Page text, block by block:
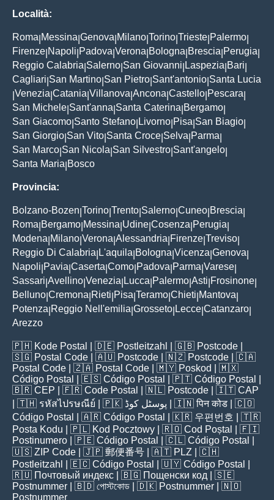
Località:
Roma Messina Genova Milano Torino Trieste Palermo
Firenze Napoli Padova Verona Bologna Brescia Perugia
Reggio Calabria Salerno San Giovanni Laspezia Bari
Cagliari San Martino San Pietro Sant'antonio Santa Lucia
Venezia Catania Villanova Ancona Castello Pescara
San Michele Sant'anna Santa Caterina Bergamo
San Giacomo Santo Stefano Livorno Pisa San Biagio
San Giorgio San Vito Santa Croce Selva Parma
San Marco San Nicola San Silvestro Sant'angelo
Santa Maria Bosco
Provincia:
Bolzano-Bozen Torino Trento Salerno Cuneo Brescia
Roma Bergamo Messina Udine Cosenza Perugia
Modena Milano Verona Alessandria Firenze Treviso
Reggio Di Calabria L'aquila Bologna Vicenza Genova
Napoli Pavia Caserta Como Padova Parma Varese
Sassari Avellino Venezia Lucca Palermo Asti Frosinone
Belluno Cremona Rieti Pisa Teramo Chieti Mantova
Potenza Reggio Nell'emilia Grosseto Lecce Catanzaro
Arezzo
🇵🇭 Kode Postal | 🇩🇪 Postleitzahl | 🇬🇧 Postcode
🇸🇬 Postal Code | 🇦🇺 Postcode | 🇳🇿 Postcode | 🇨🇦
Postal Code | 🇿🇦 Postal Code | 🇲🇾 Poskod
| 🇲🇽
Código Postal
| 🇪🇸 Código Postal | 🇵🇹 Código Postal
🇧🇷 CEP | 🇫🇷 Code Postal | 🇳🇱 Postcode | 🇮🇹 CAP
| 🇹🇭 รหัสไปรษณีย์ | 🇵🇰 پوسٹل کوڈ | 🇮🇳पिन कोड | 🇨🇴
Código Postal
| 🇦🇷 Código Postal | 🇰🇷 우편번호
| 🇹🇷
Posta Kodu | 🇵🇱 Kod Pocztowy | 🇷🇴 Cod Poștal
| 🇫🇮
Postinumero | 🇵🇪 Código Postal | 🇨🇱 Código Postal
🇺🇸 ZIP Code | 🇯🇵 郵便番号 | 🇦🇹 PLZ | 🇨🇭
Postleitzahl
| 🇪🇨 Código Postal | 🇺🇾 Código Postal
🇷🇺 Почтовый индекс | 🇧🇬 Пощенски код | 🇸🇪
Postnummer | 🇧🇩 পোস্টকোড | 🇩🇰 Postnummer | 🇳🇴
Postnummer